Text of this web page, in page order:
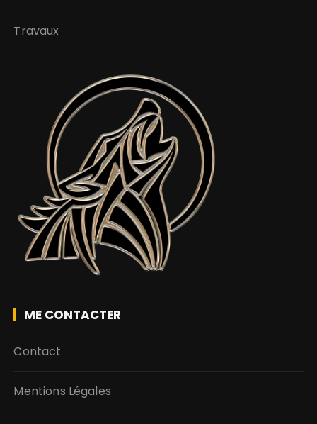
Travaux
ME CONTACTER
Contact
Mentions Légales